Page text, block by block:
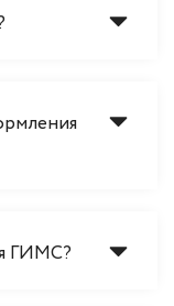
ГИМС?